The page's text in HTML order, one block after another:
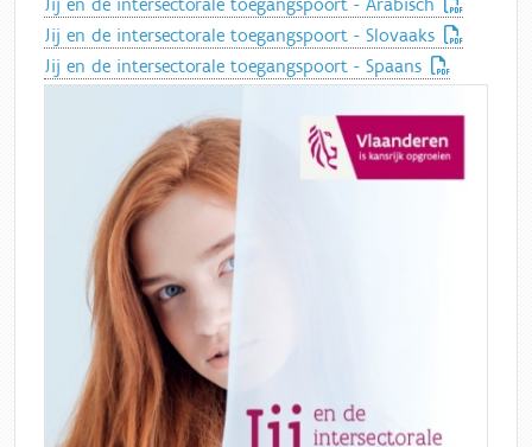
Jij en de intersectorale toegangspoort - Arabisch
Jij en de intersectorale toegangspoort - Slovaaks
Jij en de intersectorale toegangspoort - Spaans